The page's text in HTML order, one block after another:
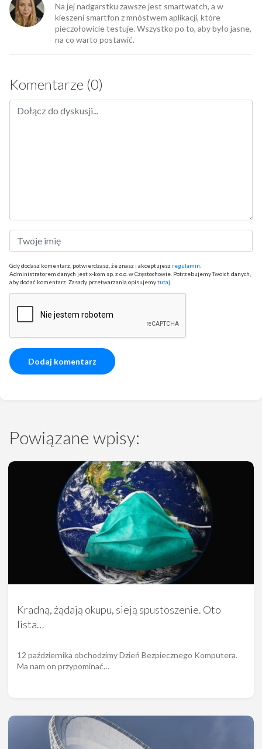
Na jej nadgarstku zawsze jest smartwatch, a w
kieszeni smartfon z mnóstwem aplikacji, które
pieczołowicie testuje. Wszystko po to, aby było jasne,
na co warto postawić.
Komentarze (0)
Gdy dodasz komentarz, potwierdzasz, że znasz i akceptujesz regulamin
Administratorem danych jest x-kom sp. z o.o. w Częstochowie. Potrzebujemy Twoich danych,
aby dodać komentarz. Zasady przetwarzania opisujemytutaj
Powiązane wpisy:
Kradną, żądają okupu, sieją spustoszenie. Oto
lista…
12 października obchodzimy Dzień Bezpiecznego Komputera.
Ma nam on przypominać…